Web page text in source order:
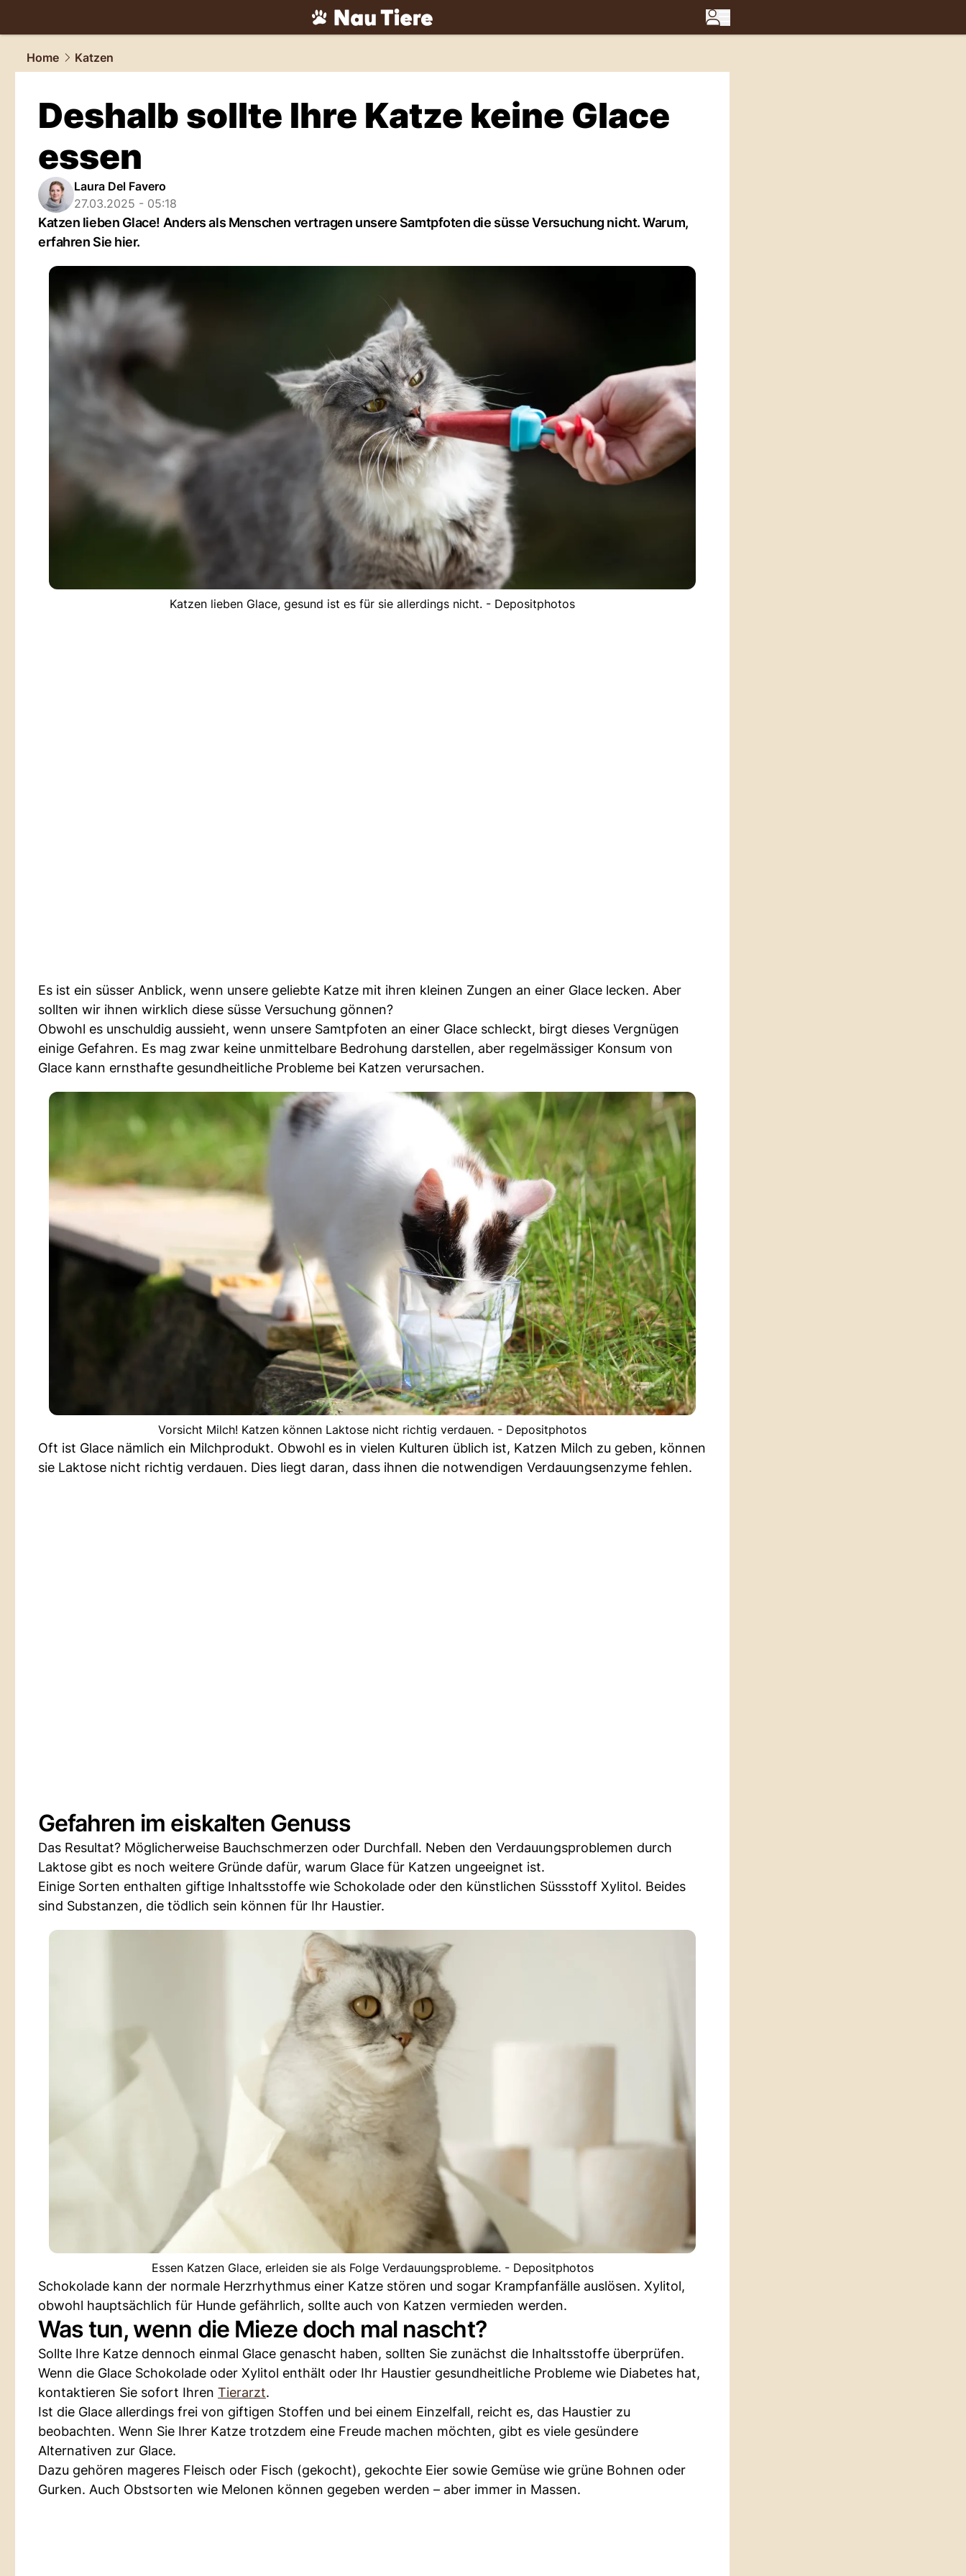
tiere.NAU.ch
Home
Katzen
Deshalb sollte Ihre Katze keine Glace
essen
Laura Del Favero
27.03.2025 - 05:18
Katzen lieben Glace! Anders als Menschen vertragen unsere Samtpfoten die süsse Versuchung nicht. Warum,
erfahren Sie hier.
Katzen lieben Glace, gesund ist es für sie allerdings nicht. - Depositphotos
Es ist ein süsser Anblick, wenn unsere geliebte Katze mit ihren kleinen Zungen an einer Glace lecken. Aber
sollten wir ihnen wirklich diese süsse Versuchung gönnen?
Obwohl es unschuldig aussieht, wenn unsere Samtpfoten an einer Glace schleckt, birgt dieses Vergnügen
einige Gefahren. Es mag zwar keine unmittelbare Bedrohung darstellen, aber regelmässiger Konsum von
Glace kann ernsthafte gesundheitliche Probleme bei Katzen verursachen.
Vorsicht Milch! Katzen können Laktose nicht richtig verdauen. - Depositphotos
Oft ist Glace nämlich ein Milchprodukt. Obwohl es in vielen Kulturen üblich ist, Katzen Milch zu geben, können
sie Laktose nicht richtig verdauen. Dies liegt daran, dass ihnen die notwendigen Verdauungsenzyme fehlen.
Gefahren im eiskalten Genuss
Das Resultat? Möglicherweise Bauchschmerzen oder Durchfall. Neben den Verdauungsproblemen durch
Laktose gibt es noch weitere Gründe dafür, warum Glace für Katzen ungeeignet ist.
Einige Sorten enthalten giftige Inhaltsstoffe wie Schokolade oder den künstlichen Süssstoff Xylitol. Beides
sind Substanzen, die tödlich sein können für Ihr Haustier.
Essen Katzen Glace, erleiden sie als Folge Verdauungsprobleme. - Depositphotos
Schokolade kann der normale Herzrhythmus einer Katze stören und sogar Krampfanfälle auslösen. Xylitol,
obwohl hauptsächlich für Hunde gefährlich, sollte auch von Katzen vermieden werden.
Was tun, wenn die Mieze doch mal nascht?
Sollte Ihre Katze dennoch einmal Glace genascht haben, sollten Sie zunächst die Inhaltsstoffe überprüfen.
Wenn die Glace Schokolade oder Xylitol enthält oder Ihr Haustier gesundheitliche Probleme wie Diabetes hat,
kontaktieren Sie sofort Ihren Tierarzt.
Ist die Glace allerdings frei von giftigen Stoffen und bei einem Einzelfall, reicht es, das Haustier zu
beobachten. Wenn Sie Ihrer Katze trotzdem eine Freude machen möchten, gibt es viele gesündere
Alternativen zur Glace.
Dazu gehören mageres Fleisch oder Fisch (gekocht), gekochte Eier sowie Gemüse wie grüne Bohnen oder
Gurken. Auch Obstsorten wie Melonen können gegeben werden – aber immer in Massen.